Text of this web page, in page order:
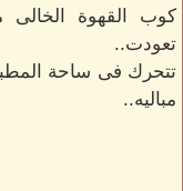
كوب القهوة
تعودت..
تتحرك فى ساحة
مباليه..